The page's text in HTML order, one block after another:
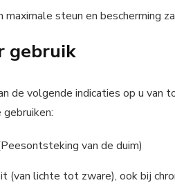
maximale steun en bescherming
gebruik
de volgende indicaties op u
van de duim)
(van lichte tot zware), ook bij